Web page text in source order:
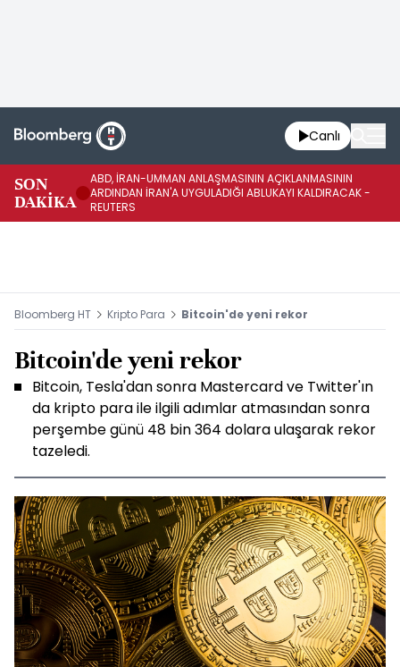
Canlı
SON
DAKİKA
ABD, İRAN-UMMAN ANLAŞMASININ AÇIKLANMASININ
ARDINDAN İRAN'A UYGULADIĞI ABLUKAYI KALDIRACAK -
REUTERS
Bloomberg HT Kripto Para Bitcoin'de yeni rekor
Bitcoin'de yeni rekor
Bitcoin, Tesla'dan sonra Mastercard ve Twitter'ın
da kripto para ile ilgili adımlar atmasından sonra
perşembe günü 48 bin 364 dolara ulaşarak rekor
tazeledi.